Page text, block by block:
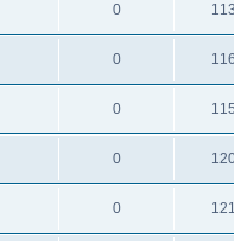
0
0
0
0
0